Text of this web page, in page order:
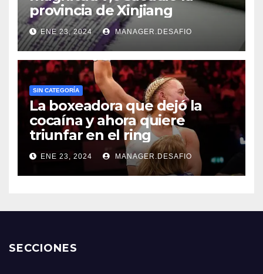
provincia de Xinjiang
ENE 23, 2024 MANAGER.DESAFIO
SIN CATEGORÍA
La boxeadora que dejó la
cocaína y ahora quiere
triunfar en el ring​
ENE 23, 2024 MANAGER.DESAFIO
SECCIONES